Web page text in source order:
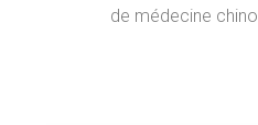
de médecine